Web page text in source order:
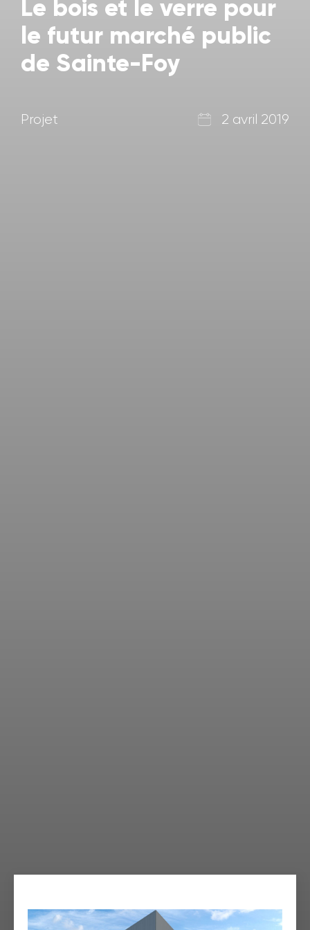
Le bois et le verre pour
le futur marché public
de Sainte-Foy
Projet 2 avril 2019